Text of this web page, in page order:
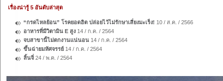
เรื่องน่ารู้ 5 อันดับล่าสุด
“กรดไหลย้อน” โรคยอดฮิต ปล่อยไว้ไม่รักษาเสี่ยงมะเร็ง! 10 / ส.ค. / 2566
อาหารที่มีวิตามิน E สูง 14 / ก.ค. / 2564
จบสาขานี้ไม่ตกงานแน่นอน 14 / ก.ค. / 2564
ขึ้นฉ่ายมหัศจรรย์ 14 / ก.ค. / 2564
ลิ้นจี่ 24 / พ.ค. / 2564